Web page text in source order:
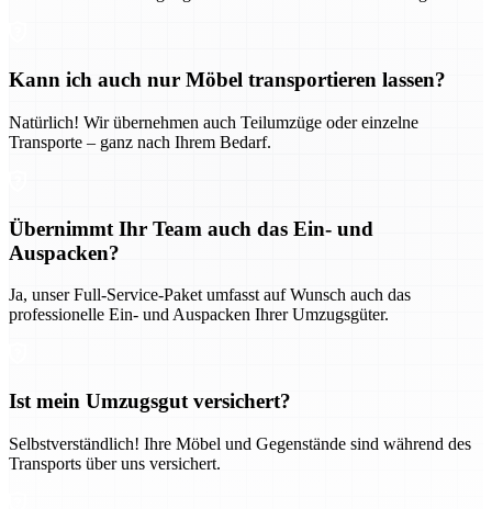
Kann ich auch nur Möbel transportieren lassen?
Natürlich! Wir übernehmen auch Teilumzüge oder einzelne
Transporte – ganz nach Ihrem Bedarf.
Übernimmt Ihr Team auch das Ein- und
Auspacken?
Ja, unser Full-Service-Paket umfasst auf Wunsch auch das
professionelle Ein- und Auspacken Ihrer Umzugsgüter.
Ist mein Umzugsgut versichert?
Selbstverständlich! Ihre Möbel und Gegenstände sind während des
Transports über uns versichert.